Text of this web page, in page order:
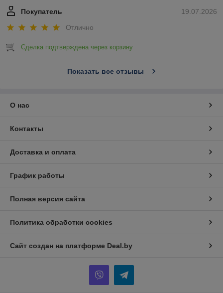
19.07.2026
Покупатель
Отлично
Сделка подтверждена через корзину
Показать все отзывы
О нас
Контакты
Доставка и оплата
График работы
Полная версия сайта
Политика обработки cookies
Сайт создан на платформе Deal.by